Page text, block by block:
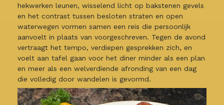
hekwerken leunen, wisselend licht op bakstenen gevels
en het contrast tussen besloten straten en open
waterwegen vormen samen een reis die persoonlijk
aanvoelt in plaats van voorgeschreven. Tegen de avond
vertraagt het tempo, verdiepen gesprekken zich, en
voelt aan tafel gaan voor het diner minder als een plan
en meer als een welverdiende afronding van een dag
die volledig door wandelen is gevormd.